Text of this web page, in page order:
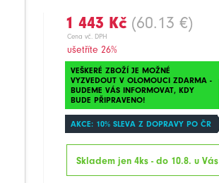
1 443 Kč (60.13 €)
Cena vč. DPH
ušetříte 26%
VEŠKERÉ ZBOŽÍ JE MOŽNÉ
VYZVEDOUT V OLOMOUCI ZDARMA -
BUDEME VÁS INFORMOVAT, KDY
BUDE PŘIPRAVENO!
AKCE: 10% SLEVA Z DOPRAVY PO ČR
Skladem jen 4ks - do 10.8. u Vás